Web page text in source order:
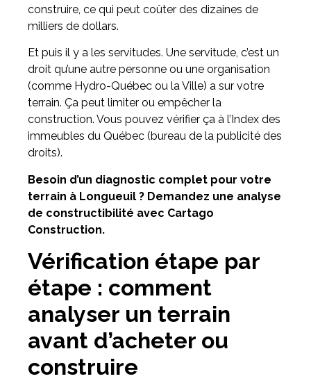
construire, ce qui peut coûter des dizaines de
milliers de dollars.
Et puis il y a les servitudes. Une servitude, c’est un
droit qu’une autre personne ou une organisation
(comme Hydro-Québec ou la Ville) a sur votre
terrain. Ça peut limiter ou empêcher la
construction. Vous pouvez vérifier ça à l’Index des
immeubles du Québec (bureau de la publicité des
droits).
Besoin d’un diagnostic complet pour votre
terrain à Longueuil ? Demandez une analyse
de constructibilité avec Cartago
Construction.
Vérification étape par
étape : comment
analyser un terrain
avant d’acheter ou
construire